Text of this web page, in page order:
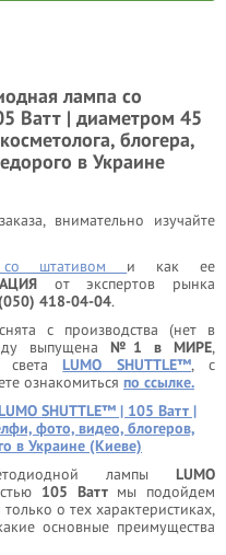
лампа со
Ватт | диаметром 45
блогера,
в Украине
внимательно изучайте
со штативом и как ее
от экспертов рынка
418-04-04.
с производства (нет в
выпущена №1 в МИРЕ,
светаLUMO SHUTTLE™, с
ознакомиться по ссылке.
лампы LUMO
105 Ваттмы подойдем
о тех характеристиках,
основные преимущества